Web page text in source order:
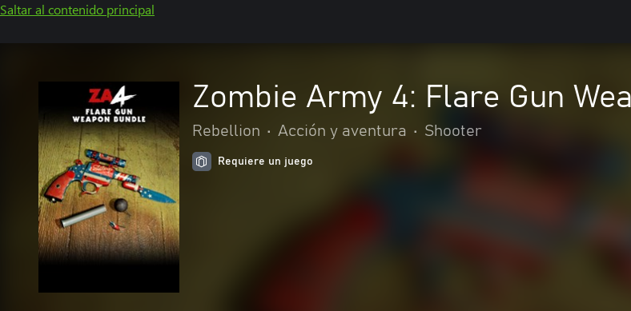
Saltar al contenido principal
Zombie Army 4: Flare Gun
Rebellion • Acción y aventura • Shooter
Requiere un juego